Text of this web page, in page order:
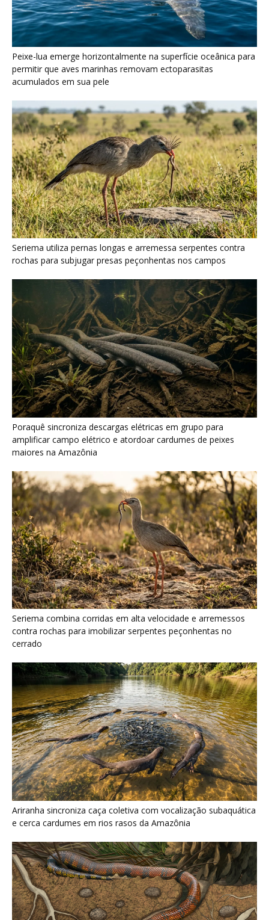
Seriema utiliza pernas longas e arremessa serpentes contra
rochas para subjugar presas peçonhentas nos campos
Poraquê sincroniza descargas elétricas em grupo para
amplificar campo elétrico e atordoar cardumes de peixes
maiores na Amazônia
Seriema combina corridas em alta velocidade e arremessos
contra rochas para imobilizar serpentes peçonhentas no
cerrado
Ariranha sincroniza caça coletiva com vocalização subaquática
e cerca cardumes em rios rasos da Amazônia
Serpente escavadora brasileira Tametara mirim reescreve a
evolução dos répteis
Últimas noticias
Nova espécie de rã é descoberta em florestas
do Acre